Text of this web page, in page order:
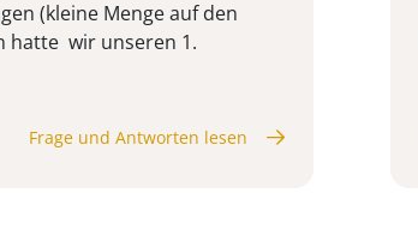
(kleine Menge auf den
hatte wir unseren 1.
Frage und Antworten lesen